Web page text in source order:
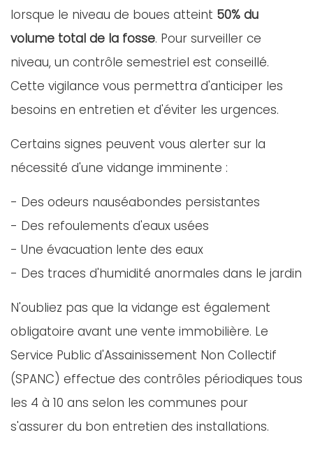
lorsque le niveau de boues atteint 50% du
volume total de la fosse. Pour surveiller ce
niveau, un contrôle semestriel est conseillé.
Cette vigilance vous permettra d'anticiper les
besoins en entretien et d'éviter les urgences.
Certains signes peuvent vous alerter sur la
nécessité d'une vidange imminente :
- Des odeurs nauséabondes persistantes
- Des refoulements d'eaux usées
- Une évacuation lente des eaux
- Des traces d'humidité anormales dans le jardin
N'oubliez pas que la vidange est également
obligatoire avant une vente immobilière. Le
Service Public d'Assainissement Non Collectif
(SPANC) effectue des contrôles périodiques tous
les 4 à 10 ans selon les communes pour
s'assurer du bon entretien des installations.